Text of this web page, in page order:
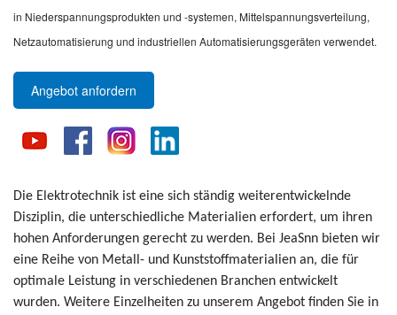
in Niederspannungsprodukten und -systemen, Mittelspannungsverteilung,
Netzautomatisierung und industriellen Automatisierungsgeräten verwendet.
Angebot anfordern
Die Elektrotechnik ist eine sich ständig weiterentwickelnde
Disziplin, die unterschiedliche Materialien erfordert, um ihren
hohen Anforderungen gerecht zu werden. Bei JeaSnn bieten wir
eine Reihe von Metall- und Kunststoffmaterialien an, die für
optimale Leistung in verschiedenen Branchen entwickelt
wurden. Weitere Einzelheiten zu unserem Angebot finden Sie in